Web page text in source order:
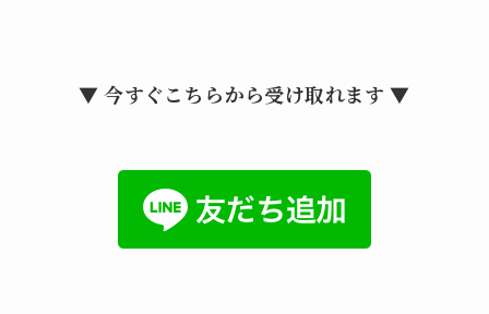
▼ 今すぐこちらから受け取れます ▼